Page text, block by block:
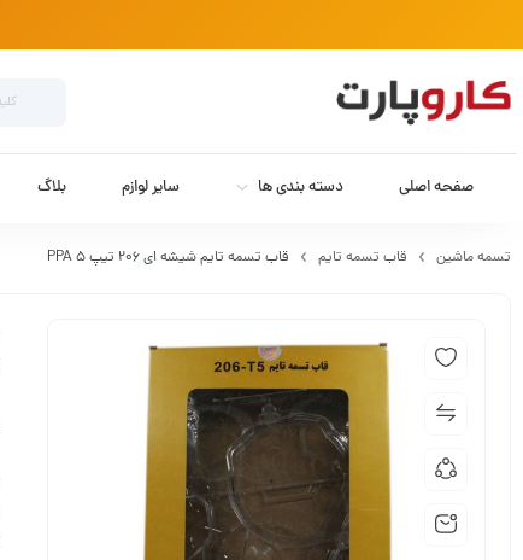
صفحه اصلی دسته بندی ها سایر لوازم بلاگ
تسمه ماشین قاب تسمه تایم قاب تسمه تایم شیشه ای 206 تیپ 5 PPA